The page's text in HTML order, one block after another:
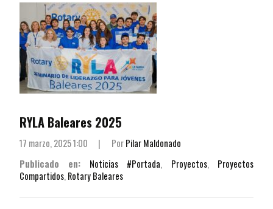
RYLA Baleares 2025
17 marzo, 2025 1:00 | PorPilar Maldonado
Publicado en:
Noticias #Portada, Proyectos, Proyectos
Compartidos,Rotary Baleares